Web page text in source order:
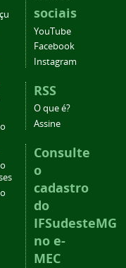
sociais
YouTube
Facebook
Instagram
RSS
O que é?
Assine
Consulte
o
cadastro
do
IFSudesteMG
no e-
MEC